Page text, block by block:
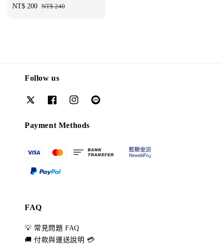
Sale
NT$ 200 Regular
NT$ 240
Follow us
Payment Methods
FAQ
💡 常見問題 FAQ
🚚 付款與運送說明 💳